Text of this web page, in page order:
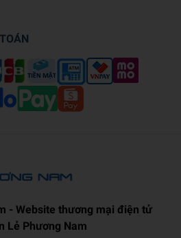
- Website thương mại điện tử
Lẻ Phương Nam